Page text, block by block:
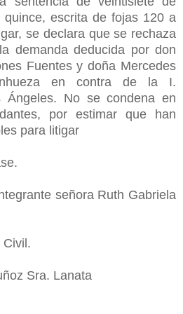
escrita de fojas 120 a
se declara que se rechaza
demanda deducida por don
Fuentes y doña Mercedes
en contra de la I.
Ángeles. No se condena en
por estimar que han
para litigar
señora Ruth Gabriela
Civil.
Sra. Lanata